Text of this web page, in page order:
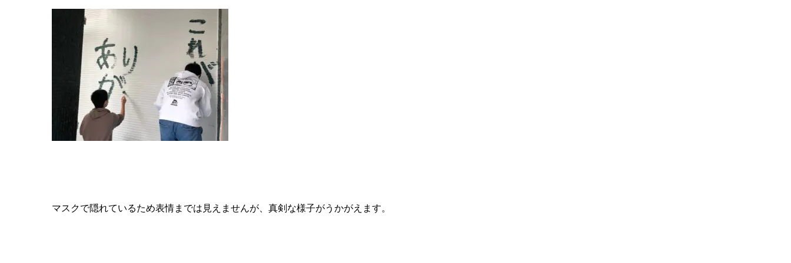
マスクで隠れているため表情までは見えませんが、真剣な様子がうかがえます。